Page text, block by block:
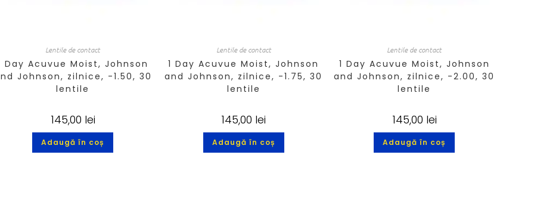
Lentile de contact
Day Acuvue Moist, Johnson
Johnson, zilnice, -1.50, 30
lentile
145,00 lei
Adaugă în coș
Lentile de contact
1 Day Acuvue Moist, Johnson
and Johnson, zilnice, -1.75, 30
lentile
145,00 lei
Adaugă în coș
Lentile de contact
1 Day Acuvue Moist, Johnson
and Johnson, zilnice, -2.00, 30
lentile
145,00 lei
Adaugă în coș